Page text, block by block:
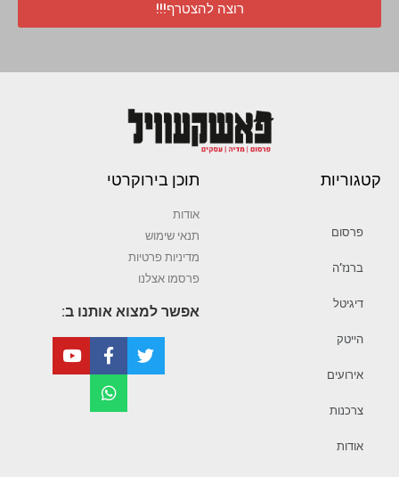
רוצה להצטרף!!!
קטגוריות
פרסום
ברנז’ה
דיגיטל
הייטק
אירועים
צרכנות
אודות
תוכן בירוקרטי
אודות
תנאי שימוש
מדיניות פרטיות
פרסמו אצלנו
אפשר למצוא אותנו ב: